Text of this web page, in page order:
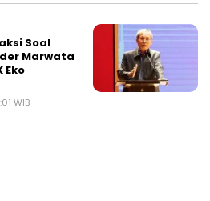
Soal
Marwata
Eko
WIB